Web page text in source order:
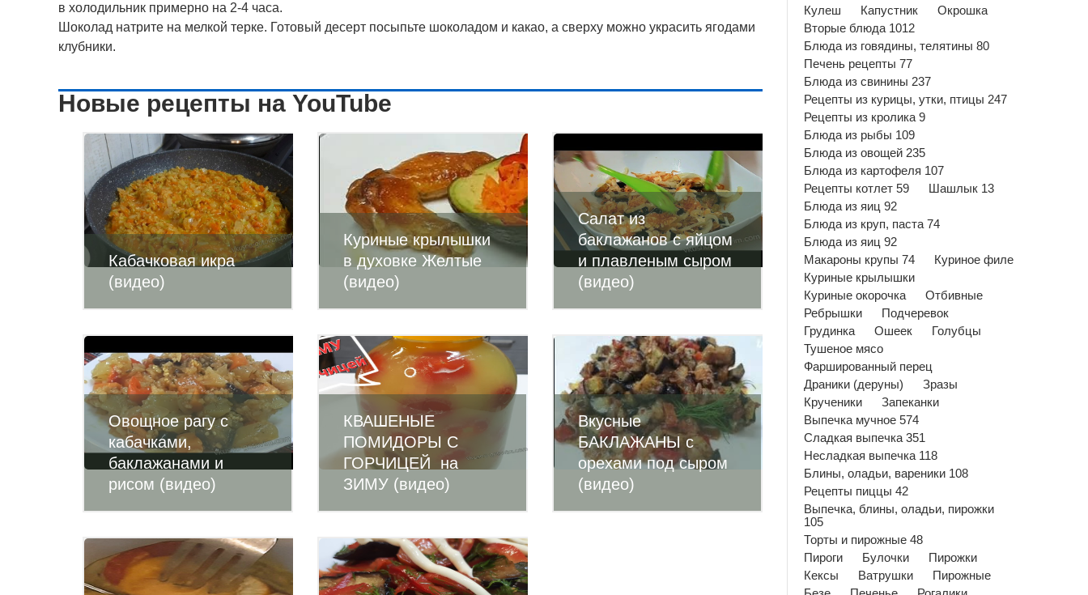
в холодильник примерно на 2-4 часа.
Шоколад натрите на мелкой терке. Готовый десерт посыпьте шоколадом и какао, а сверху можно украсить ягодами
клубники.
Новые рецепты на YouTube
Кабачковая икра
(видео)
Куриные крылышки
в духовке Желтые
(видео)
Салат из
баклажанов с яйцом
и плавленым сыром
(видео)
Овощное рагу с
кабачками,
баклажанами и
рисом (видео)
КВАШЕНЫЕ
ПОМИДОРЫ С
ГОРЧИЦЕЙ на
ЗИМУ (видео)
Вкусные
БАКЛАЖАНЫ с
орехами под сыром
(видео)
Кулеш
Капустник
Окрошка
Вторые блюда 1012
Блюда из говядины, телятины 80
Печень рецепты 77
Блюда из свинины 237
Рецепты из курицы, утки, птицы 247
Рецепты из кролика 9
Блюда из рыбы 109
Блюда из овощей 235
Блюда из картофеля 107
Рецепты котлет 59
Шашлык 13
Блюда из яиц 92
Блюда из круп, паста 74
Блюда из яиц 92
Макароны крупы 74
Куриное филе
Куриные крылышки
Куриные окорочка
Отбивные
Ребрышки
Подчеревок
Грудинка
Ошеек
Голубцы
Тушеное мясо
Фаршированный перец
Драники (деруны)
Зразы
Крученики
Запеканки
Выпечка мучное 574
Сладкая выпечка 351
Несладкая выпечка 118
Блины, оладьи, вареники 108
Рецепты пиццы 42
Выпечка, блины, оладьи, пирожки
105
Торты и пирожные 48
Пироги
Булочки
Пирожки
Кексы
Ватрушки
Пирожные